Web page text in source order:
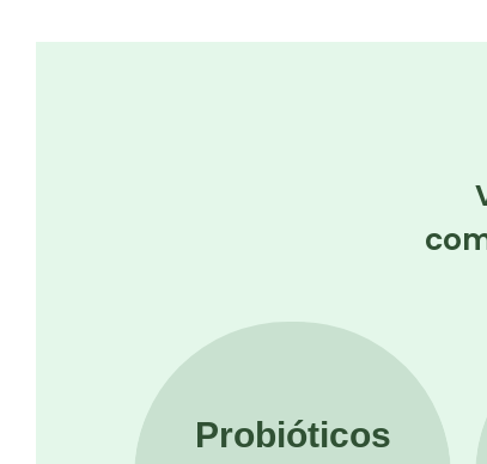
Probióticos